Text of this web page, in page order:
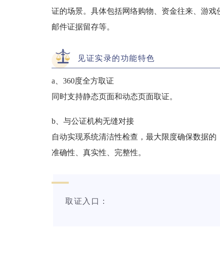
证的场景。具体包括网络购物、资金往来、游
邮件证据留存等。
见证实录的功能特色
a、360度全方取证
同时支持静态页面和动态页面取证。
b、与公证机构无缝对接
自动实现系统清洁性检查，最大限度确保数据的
准确性、真实性、完整性。
取证入口：